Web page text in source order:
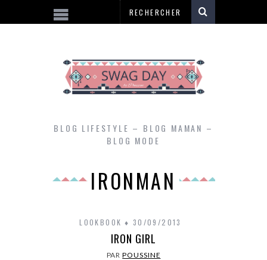
BLOG LIFESTYLE – BLOG MAMAN –
BLOG MODE
IRONMAN
LOOKBOOK 30/09/2013
IRON GIRL
PARPOUSSINE